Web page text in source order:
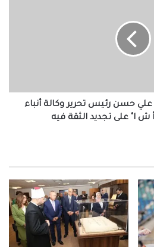
يهنىء علي حسن رئيس تحرير وكالة أنباء
ا" على تجديد الثقة فيه